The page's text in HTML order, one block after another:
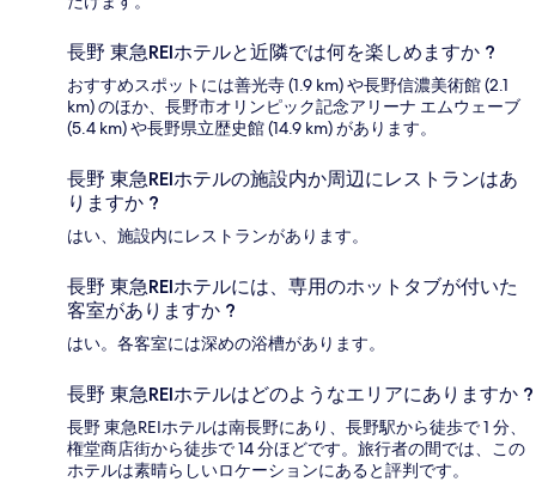
長野 東急REIホテルと近隣では何を楽しめますか ?
おすすめスポットには善光寺 (1.9 km) や長野信濃美術館 (2.1
km) のほか、長野市オリンピック記念アリーナ エムウェーブ
(5.4 km) や長野県立歴史館 (14.9 km) があります。
長野 東急REIホテルの施設内か周辺にレストランはあ
りますか ?
はい、施設内にレストランがあります。
長野 東急REIホテルには、専用のホットタブが付いた
客室がありますか ?
はい。各客室には深めの浴槽があります。
長野 東急REIホテルはどのようなエリアにありますか ?
長野 東急REIホテルは南長野にあり、長野駅から徒歩で 1 分、
権堂商店街から徒歩で 14 分ほどです。旅行者の間では、この
ホテルは素晴らしいロケーションにあると評判です。